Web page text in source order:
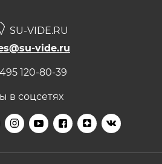
продуктов
SU-VIDE.RU
vide.ru
120-80-39
в соцсетях